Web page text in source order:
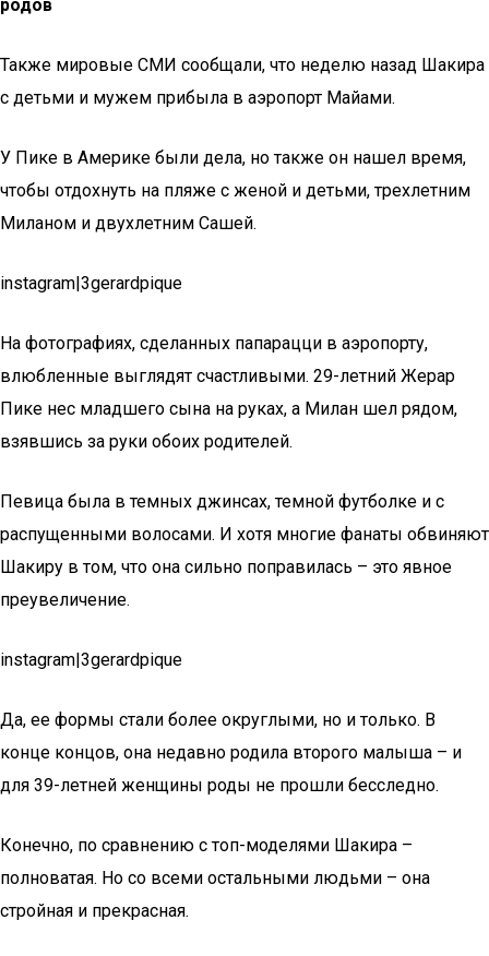
родов
Также мировые СМИ сообщали, что неделю назад Шакира
с детьми и мужем прибыла в аэропорт Майами.
У Пике в Америке были дела, но также он нашел время,
чтобы отдохнуть на пляже с женой и детьми, трехлетним
Миланом и двухлетним Сашей.
instagram|3gerardpique
На фотографиях, сделанных папарацци в аэропорту,
влюбленные выглядят счастливыми. 29-летний Жерар
Пике нес младшего сына на руках, а Милан шел рядом,
взявшись за руки обоих родителей.
Певица была в темных джинсах, темной футболке и с
распущенными волосами. И хотя многие фанаты обвиняют
Шакиру в том, что она сильно поправилась – это явное
преувеличение.
instagram|3gerardpique
Да, ее формы стали более округлыми, но и только. В
конце концов, она недавно родила второго малыша – и
для 39-летней женщины роды не прошли бесследно.
Конечно, по сравнению с топ-моделями Шакира –
полноватая. Но со всеми остальными людьми – она
стройная и прекрасная.